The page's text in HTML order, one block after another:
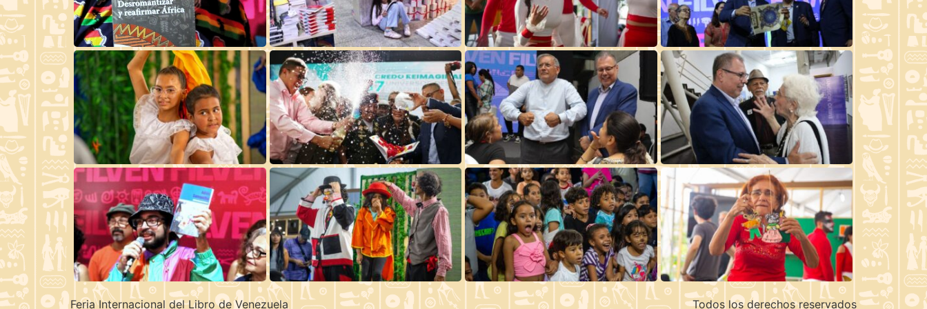
Feria Internacional del Libro de Venezuela Todos los derechos reservados